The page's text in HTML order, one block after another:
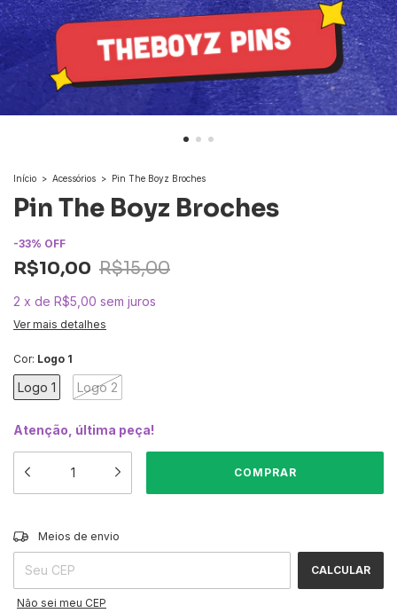
Início > Acessórios > Pin The Boyz Broches
Pin The Boyz Broches
-33% OFF
R$10,00 R$15,00
2 x de R$5,00 sem juros
Ver mais detalhes
Cor: Logo 1
Logo 1 Logo 2
Atenção, última peça!
Entregas para o CEP:
Meios de envio
CALCULAR
Não sei meu CEP